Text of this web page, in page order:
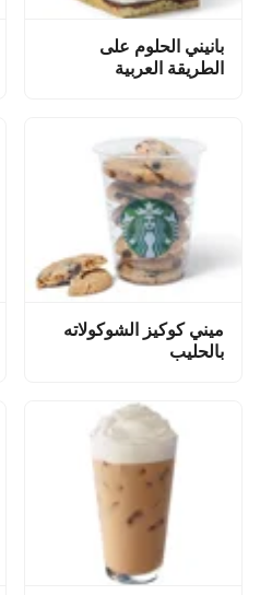
بانيني الحلوم على
الطريقة العربية
ميني كوكيز الشوكولاته
بالحليب